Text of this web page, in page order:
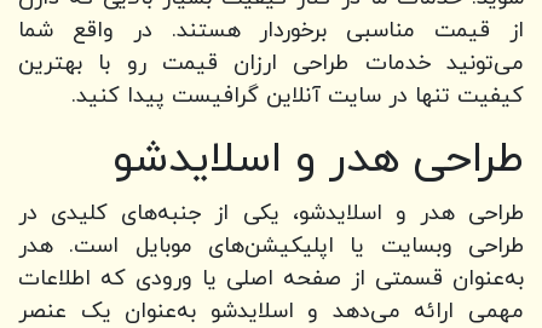
از قیمت مناسبی برخوردار هستند. در واقع شما
می‌تونید خدمات طراحی ارزان قیمت رو با بهترین
کیفیت تنها در سایت آنلاین گرافیست پیدا کنید.
طراحی هدر و اسلایدشو
طراحی هدر و اسلایدشو، یکی از جنبه‌های کلیدی در
طراحی وبسایت یا اپلیکیشن‌های موبایل است. هدر
به‌عنوان قسمتی از صفحه اصلی یا ورودی که اطلاعات
مهمی ارائه می‌دهد و اسلایدشو به‌عنوان یک عنصر